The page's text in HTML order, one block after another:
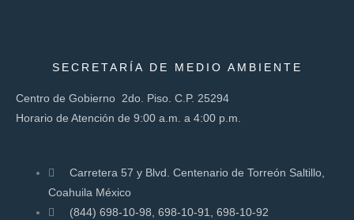
SECRETARÍA DE MEDIO AMBIENTE
Centro de Gobierno 2do. Piso. C.P. 25294
Horario de Atención de 9:00 a.m. a 4:00 p.m.
Carretera 57 y Blvd. Centenario de Torreón Saltillo,
Coahuila México
(844) 698-10-98, 698-10-91, 698-10-92